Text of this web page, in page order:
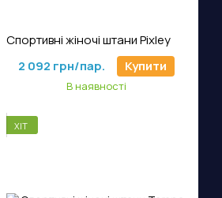
2 092 грн/пар.
Купити
В наявності
ХІТ